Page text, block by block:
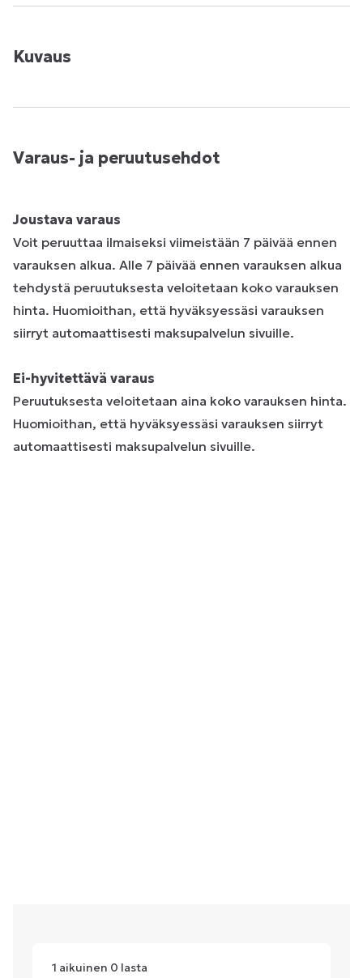
Kuvaus
Varaus- ja peruutusehdot
Joustava varaus
Voit peruuttaa ilmaiseksi viimeistään 7 päivää ennen
varauksen alkua. Alle 7 päivää ennen varauksen alkua
tehdystä peruutuksesta veloitetaan koko varauksen
hinta. Huomioithan, että hyväksyessäsi varauksen
siirryt automaattisesti maksupalvelun sivuille.
Ei-hyvitettävä varaus
Peruutuksesta veloitetaan aina koko varauksen hinta.
Huomioithan, että hyväksyessäsi varauksen siirryt
automaattisesti maksupalvelun sivuille.
1 aikuinen 0 lasta